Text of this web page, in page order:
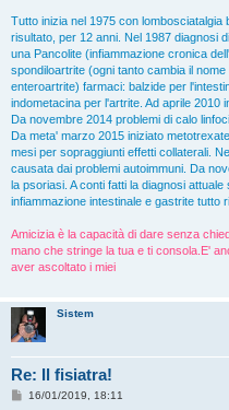
Tutto inizia nel 1975 con
risultato, per 12 anni. Nel 1987 diagnosi
una Pancolite (infiammazione cronica
spondiloartrite (ogni tanto cambia il
enteroartrite) farmaci: balzide per
indometacina per l'artrite. Ad aprile 2010
Da novembre 2014 problemi di calo
Da meta' marzo 2015 iniziato
mesi per sopraggiunti effetti collaterali.
causata dai problemi autoimmuni. Da
la psoriasi. A conti fatti la diagnosi
infiammazione intestinale e gastrite tutto
Amicizia è la capacità di dare senza
mano che stringe la tua e ti consola.E'
aver ascoltato i miei
Sistem
Re: Il fisiatra!
M16/01/2019, 18:11